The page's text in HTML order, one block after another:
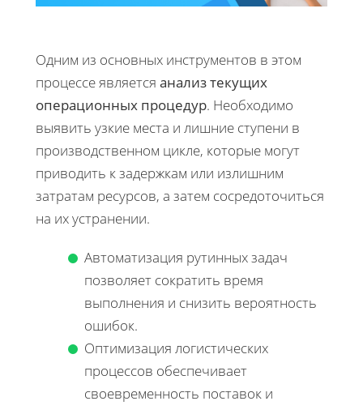
Одним из основных инструментов в этом
процессе является анализ текущих
операционных процедур. Необходимо
выявить узкие места и лишние ступени в
производственном цикле, которые могут
приводить к задержкам или излишним
затратам ресурсов, а затем сосредоточиться
на их устранении.
Автоматизация рутинных задач
позволяет сократить время
выполнения и снизить вероятность
ошибок.
Оптимизация логистических
процессов обеспечивает
своевременность поставок и